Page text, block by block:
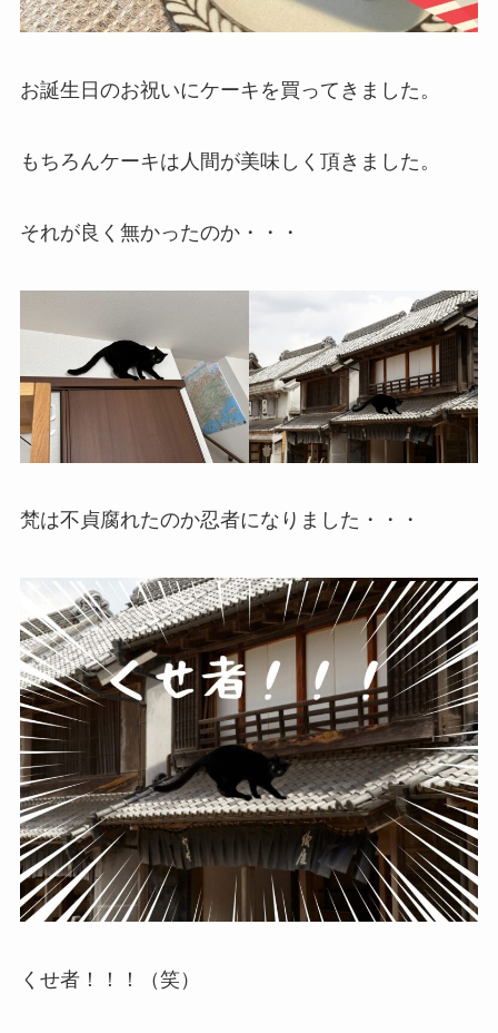
お誕生日のお祝いにケーキを買ってきました。
もちろんケーキは人間が美味しく頂きました。
それが良く無かったのか・・・
梵は不貞腐れたのか忍者になりました・・・
くせ者！！！（笑）